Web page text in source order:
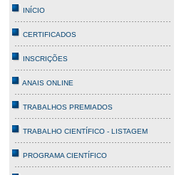
INÍCIO
CERTIFICADOS
INSCRIÇÕES
ANAIS ONLINE
TRABALHOS PREMIADOS
TRABALHO CIENTÍFICO - LISTAGEM
PROGRAMA CIENTÍFICO